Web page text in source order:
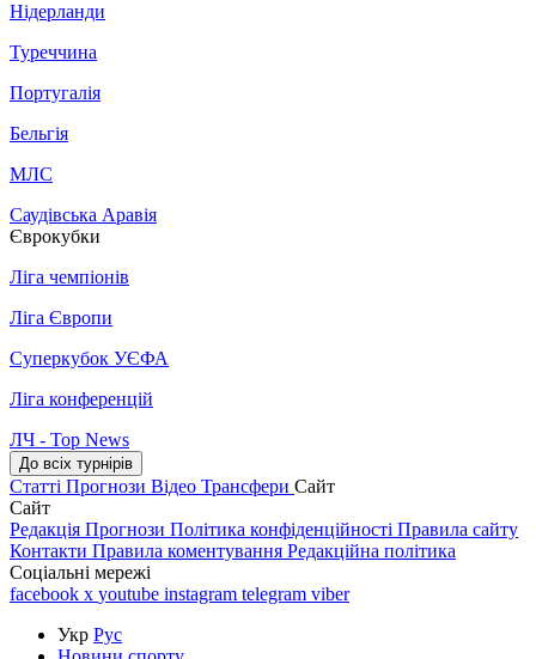
Нідерланди
Туреччина
Португалія
Бельгія
МЛС
Саудівська Аравія
Єврокубки
Ліга чемпіонів
Ліга Європи
Суперкубок УЄФА
Ліга конференцій
ЛЧ - Top News
До всіх турнірів
Статті Прогнози Відео Трансфери Сайт
Сайт
Редакція Прогнози Політика конфіденційності Правила сайту
Контакти Правила коментування Редакційна політика
Соціальні мережі
facebook x youtube instagram telegram viber
Укр Рус